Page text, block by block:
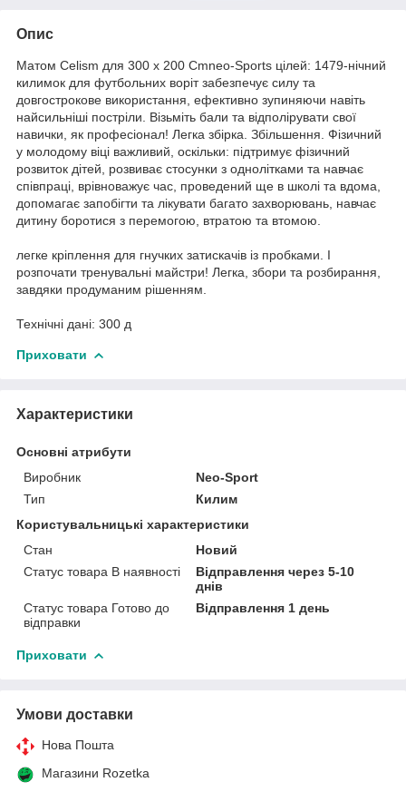
Опис
Матом Celism для 300 x 200 Cmneo-Sports цілей: 1479-нічний
килимок для футбольних воріт забезпечує силу та
довгострокове використання, ефективно зупиняючи навіть
найсильніші постріли. Візьміть бали та відполірувати свої
навички, як професіонал! Легка збірка. Збільшення. Фізичний
у молодому віці важливий, оскільки: підтримує фізичний
розвиток дітей, розвиває стосунки з однолітками та навчає
співпраці, врівноважує час, проведений ще в школі та вдома,
допомагає запобігти та лікувати багато захворювань, навчає
дитину боротися з перемогою, втратою та втомою.
легке кріплення для гнучких затискачів із пробками. І
розпочати тренувальні майстри! Легка, збори та розбирання,
завдяки продуманим рішенням.
Технічні дані: 300 д
Приховати
Характеристики
Основні атрибути
Виробник
Neo-Sport
Тип
Килим
Користувальницькі характеристики
Стан
Новий
Статус товара В наявності
Відправлення через 5-10
днів
Статус товара Готово до
відправки
Відправлення 1 день
Приховати
Умови доставки
Нова Пошта
Магазини Rozetka